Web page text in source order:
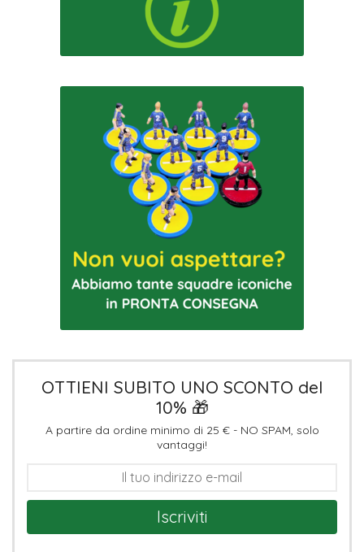
OTTIENI SUBITO UNO SCONTO del
10% 🎁
A partire da ordine minimo di 25 € - NO SPAM, solo
vantaggi!
Iscriviti